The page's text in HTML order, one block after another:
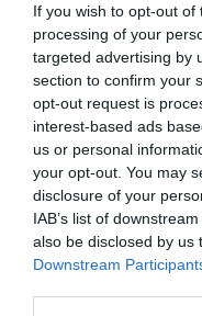
If you wish to opt-out
processing of your
targeted advertising by
section to confirm your
opt-out request is
interest-based ads
us or personal
your opt-out. You may
disclosure of your
IAB’s list of
also be disclosed by us
Downstream
UFFICIALE
27.05.2026 14:01 di
Il Pineto ha ufficializzato il
Barilari, l'ex Foggia è il
grande stagione